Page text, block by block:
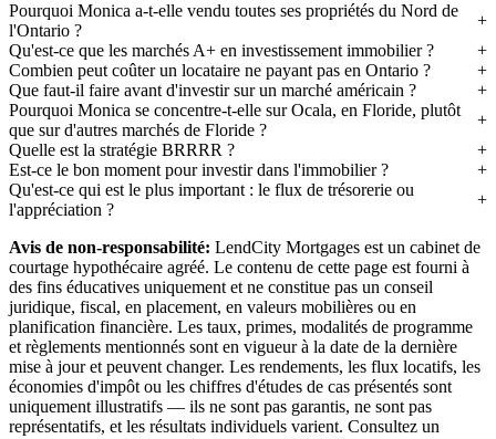
Pourquoi Monica a-t-elle vendu toutes ses propriétés du Nord de
l'Ontario ?
Qu'est-ce que les marchés A+ en investissement immobilier ?
Combien peut coûter un locataire ne payant pas en Ontario ?
Que faut-il faire avant d'investir sur un marché américain ?
Pourquoi Monica se concentre-t-elle sur Ocala, en Floride, plutôt
que sur d'autres marchés de Floride ?
Quelle est la stratégie BRRRR ?
Est-ce le bon moment pour investir dans l'immobilier ?
Qu'est-ce qui est le plus important : le flux de trésorerie ou
l'appréciation ?
Avis de non-responsabilité: LendCity Mortgages est un cabinet de
courtage hypothécaire agréé. Le contenu de cette page est fourni à
des fins éducatives uniquement et ne constitue pas un conseil
juridique, fiscal, en placement, en valeurs mobilières ou en
planification financière. Les taux, primes, modalités de programme
et règlements mentionnés sont en vigueur à la date de la dernière
mise à jour et peuvent changer. Les rendements, les flux locatifs, les
économies d'impôt ou les chiffres d'études de cas présentés sont
uniquement illustratifs — ils ne sont pas garantis, ne sont pas
représentatifs, et les résultats individuels varient. Consultez un